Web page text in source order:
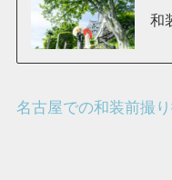
和
名古屋での和装前撮